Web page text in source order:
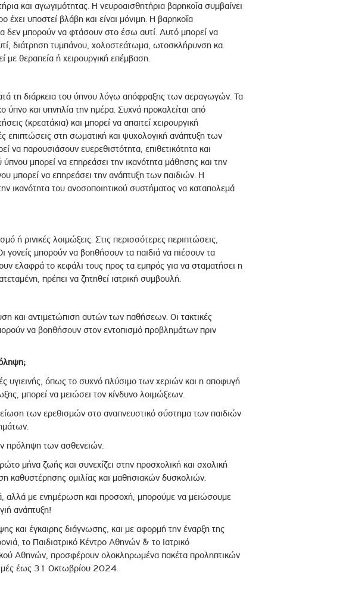
και αγωγιμότητας. Η νευροαισθητήρια βαρηκοΐα συμβαίνει
έχει υποστεί βλάβη και είναι μόνιμη. Η βαρηκοΐα
δεν μπορούν να φτάσουν στο έσω αυτί. Αυτό μπορεί να
διάτρηση τυμπάνου, χολοστεάτωμα, ωτοσκλήρυνση κα.
με θεραπεία ή χειρουργική επέμβαση.
τη διάρκεια του ύπνου λόγω απόφραξης των αεραγωγών. Τα
και υπνηλία την ημέρα. Συχνά προκαλείται από
(κρεατάκια) και μπορεί να απαιτεί χειρουργική
επιπτώσεις στη σωματική και ψυχολογική ανάπτυξη των
να παρουσιάσουν ευερεθιστότητα, επιθετικότητα και
μπορεί να επηρεάσει την ικανότητα μάθησης και την
μπορεί να επηρεάσει την ανάπτυξη των παιδιών. Η
ικανότητα του ανοσοποιητικού συστήματος να καταπολεμά
ή ρινικές λοιμώξεις. Στις περισσότερες περιπτώσεις,
γονείς μπορούν να βοηθήσουν τα παιδιά να πιέσουν τα
ελαφρά το κεφάλι τους προς τα εμπρός για να σταματήσει η
πρέπει να ζητηθεί ιατρική συμβουλή.
και αντιμετώπιση αυτών των παθήσεων. Οι τακτικές
να βοηθήσουν στον εντοπισμό προβλημάτων πριν
υγιεινής, όπως το συχνό πλύσιμο των χεριών και η αποφυγή
μπορεί να μειώσει τον κίνδυνο λοιμώξεων.
των ερεθισμών στο αναπνευστικό σύστημα των παιδιών
πρόληψη των ασθενειών.
μήνα ζωής και συνεχίζει στην προσχολική και σχολική
καθυστέρησης ομιλίας και μαθησιακών δυσκολιών.
αλλά με ενημέρωση και προσοχή, μπορούμε να μειώσουμε
ανάπτυξη!
και έγκαιρης διάγνωσης, και με αφορμή την έναρξη της
το Παιδιατρικό Κέντρο Αθηνών & το Ιατρικό
Αθηνών, προσφέρουν ολοκληρωμένα πακέτα προληπτικών
έως 31 Οκτωβρίου 2024.